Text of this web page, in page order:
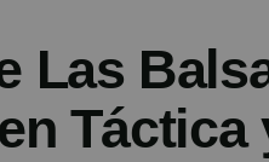
Las
Táctica